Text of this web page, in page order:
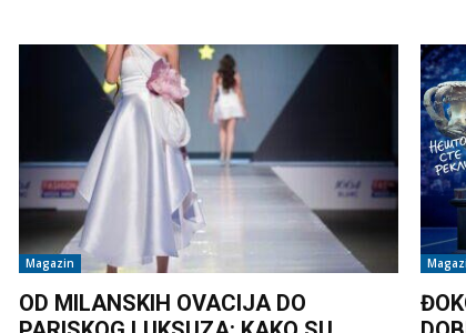
Magazin
OD MILANSKIH OVACIJA DO